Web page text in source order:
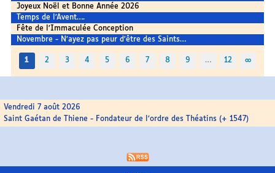
Joyeux Noël et Bonne Année 2026
Temps de l’Avent….
Fête de l’Immaculée Conception
Novembre - N’ayez pas peur d’être des Saints…
1 2 3 4 5 6 7 8 9 … 12 ∞
Vendredi 7 août 2026
Saint Gaétan de Thiene - Fondateur de l’ordre des Théatins (+ 1547)